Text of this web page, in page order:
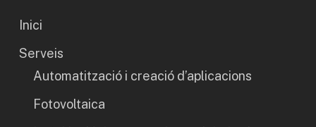
Inici
Serveis
Automatització i creació d’aplicacions
Fotovoltaica